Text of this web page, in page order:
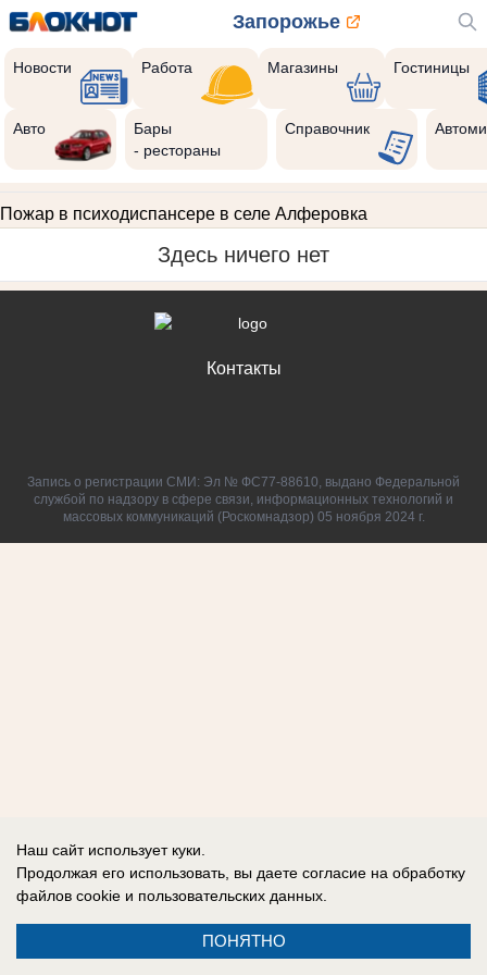
Запорожье
Новости Работа Магазины Гостиницы
Авто
Бары
- рестораны
Справочник
Пожар в психодиспансере в селе Алферовка
Здесь ничего нет
Контакты
Запись о регистрации СМИ: Эл № ФС77-88610, выдано Федеральной
службой по надзору в сфере связи, информационных технологий и
массовых коммуникаций (Роскомнадзор) 05 ноября 2024 г.
Наш сайт использует куки.
Продолжая его использовать, вы даете согласие на обработку
файлов cookie и пользовательских данных.
ПОНЯТНО